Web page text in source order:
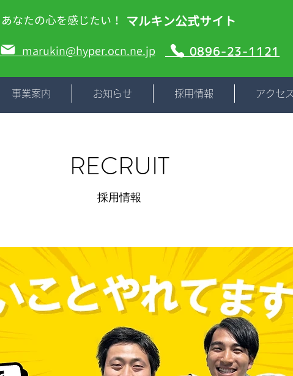
マルキン公式サイト
​あなたの心を感じたい！
marukin@hyper.ocn.ne.jp
0896-23-1121
事業案内 お知らせ 採用情報 アクセス
​RECRUIT
採用情報